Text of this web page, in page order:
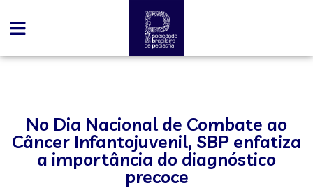
No Dia Nacional de Combate ao
Câncer Infantojuvenil, SBP enfatiza
a importância do diagnóstico
precoce